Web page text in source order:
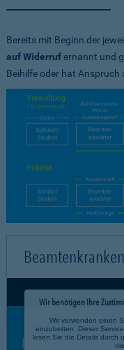
Bereits mit Beginn der
auf Widerrufernannt und
Beihilfe oder hat Anspruch
Wir benötigen Ihre
Wir verwenden einen
einzubetten. Dieser
lesen Sie die Details durch